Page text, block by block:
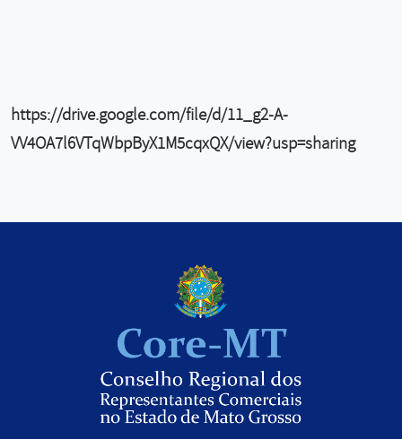
https://drive.google.com/file/d/11_g2-A-
VV4OA7l6VTqWbpByX1M5cqxQX/view?usp=sharing